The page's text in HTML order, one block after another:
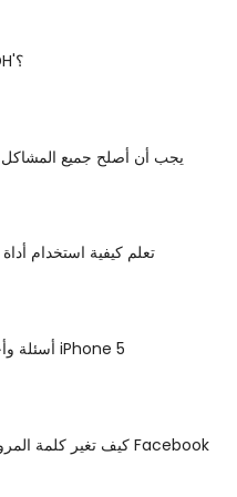
ما الذي يقوم به 'DH'؟
يجب أن أصلح جميع
تعلم كيفية استخدام
19 أسئلة وأجوبة هامة حول iPhone 5
كيف تغير كلمة المرور الخاصة بك على Facebook